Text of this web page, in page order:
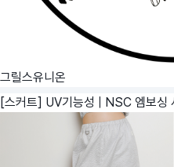
그릴스유니온
[스커트] UV기능성 | NSC 엠보싱